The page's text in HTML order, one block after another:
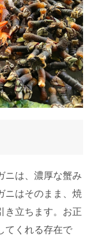
ニは、濃厚な蟹み
ニはそのまま、焼
き立ちます。お正
てくれる存在で